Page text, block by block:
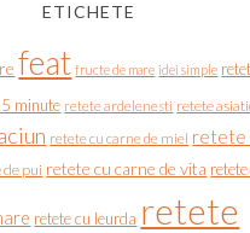
ETICHETE
feat fructe de mare idei simple
minute retete ardelenesti retete
retete cu carne de miel retete
de pui retete cu carne de vita
retete cu leurda retete